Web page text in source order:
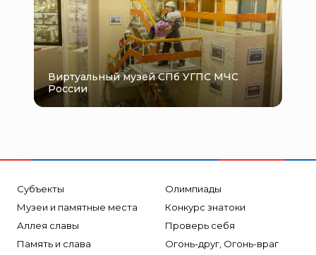
Виртуальный музей СПб УГПС МЧС
России
Субъекты
Музеи и памятные места
Аллея славы
Память и слава
Олимпиады
Конкурс знатоки
Проверь себя
Огонь-друг, Огонь-враг